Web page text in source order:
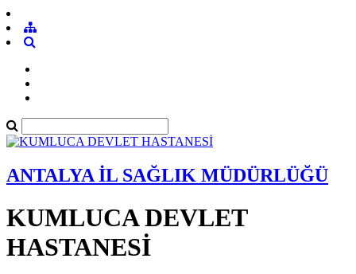
ANTALYA İL SAĞLIK MÜDÜRLÜĞÜ
KUMLUCA DEVLET
HASTANESİ